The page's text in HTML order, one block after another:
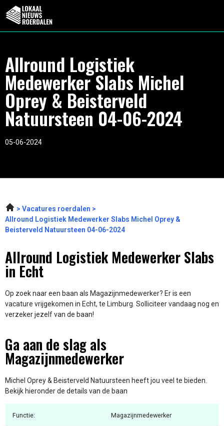
Allround Logistiek
Medewerker Slabs Michel
Oprey & Beisterveld
Natuursteen 04-06-2024
05-06-2024
Vacatures roerdalen
Allround Logistiek Medewerker Slabs Michel Oprey &
Beisterveld Natuursteen 04-06-2024
Allround Logistiek Medewerker Slabs
in Echt
Op zoek naar een baan als Magazijnmedewerker? Er is een
vacature vrijgekomen in Echt, te Limburg. Solliciteer vandaag nog en
verzeker jezelf van de baan!
Ga aan de slag als
Magazijnmedewerker
Michel Oprey & Beisterveld Natuursteen heeft jou veel te bieden.
Bekijk hieronder de details van de baan
Functie: Magazijnmedewerker